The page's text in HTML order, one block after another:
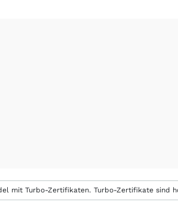
mit Turbo-Zertifikaten. Turbo-Zertifikate sind